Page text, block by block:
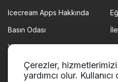
Çerezler, hizmetlerimizi
yardımcı olur.
Icecream Apps Hakkında
Basın Odası
Yazarlarımız
Ortaklık